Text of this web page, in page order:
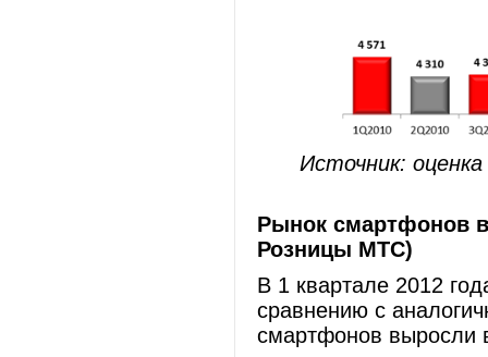
Источник:
Рынок смартфонов в
Розницы МТС)
В 1 квартале 2012
сравнению с
смартфонов выросли